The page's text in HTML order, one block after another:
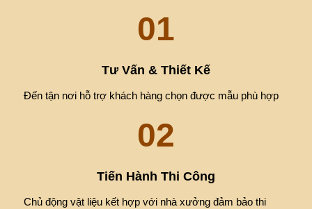
01
Tư Vấn & Thiết Kế
Đến tận nơi hỗ trợ khách hàng chọn được mẫu phù hợp
02
Tiến Hành Thi Công
Chủ động vật liệu kết hợp với nhà xưởng đảm bảo thi